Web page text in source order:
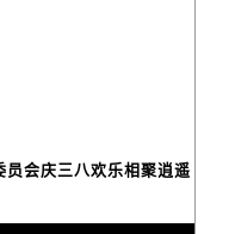
会庆三八欢乐相聚逍遥